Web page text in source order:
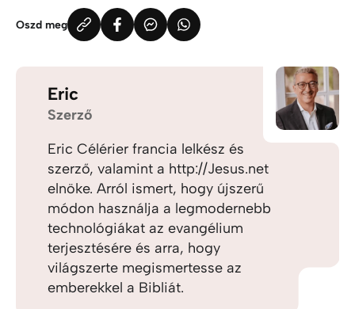
Oszd meg
Eric
Szerző
Eric Célérier francia lelkész és
szerző, valamint a http://Jesus.net
elnöke. Arról ismert, hogy újszerű
módon használja a legmodernebb
technológiákat az evangélium
terjesztésére és arra, hogy
világszerte megismertesse az
emberekkel a Bibliát.